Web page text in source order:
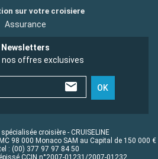
sur votre croisiere
Assurance
Newsletters
nos offres exclusives
OK
croisière - CRUISELINE
98 000 Monaco SAM au Capital de 150 000 €
: (00) 377 97 97 84 50
CCIN n°2007-01231/2007-01232